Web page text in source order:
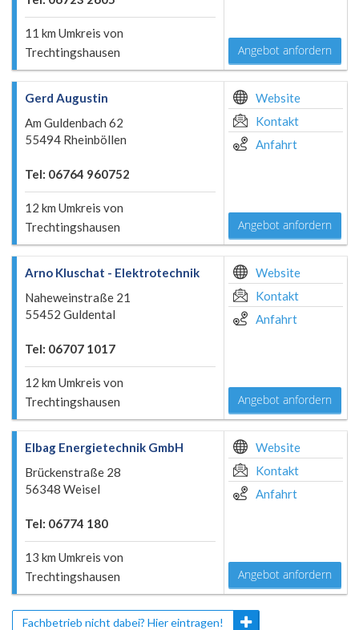
11 km Umkreis von
Trechtingshausen
Angebot anfordern
Gerd Augustin
Am Guldenbach 62
55494 Rheinböllen
Tel: 06764 960752
12 km Umkreis von
Trechtingshausen
Website
Kontakt
Anfahrt
Angebot anfordern
Arno Kluschat - Elektrotechnik
Naheweinstraße 21
55452 Guldental
Tel: 06707 1017
12 km Umkreis von
Trechtingshausen
Website
Kontakt
Anfahrt
Angebot anfordern
Elbag Energietechnik GmbH
Brückenstraße 28
56348 Weisel
Tel: 06774 180
13 km Umkreis von
Trechtingshausen
Website
Kontakt
Anfahrt
Angebot anfordern
Fachbetrieb nicht dabei? Hier eintragen!